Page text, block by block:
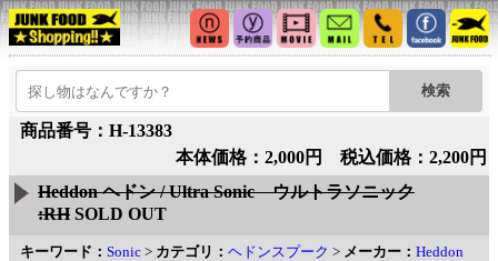
商品番号：H-13383
本体価格：2,000円 税込価格：2,200円
Heddon ヘドン / Ultra Sonic ウルトラソニック
:RH SOLD OUT
キーワード： Sonic > カテゴリ： ヘドンスプーク > メーカー： Heddon